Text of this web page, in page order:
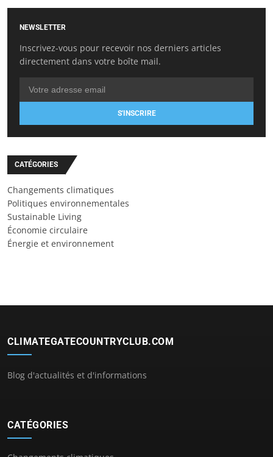
NEWSLETTER
Inscrivez-vous pour recevoir nos derniers articles
directement dans votre boîte mail.
S'INSCRIRE
CATÉGORIES
Changements climatiques
Politiques environnementales
Sustainable Living
Économie circulaire
Énergie et environnement
CLIMATEGATECOUNTRYCLUB.COM
Blog d'actualités et d'informations
CATÉGORIES